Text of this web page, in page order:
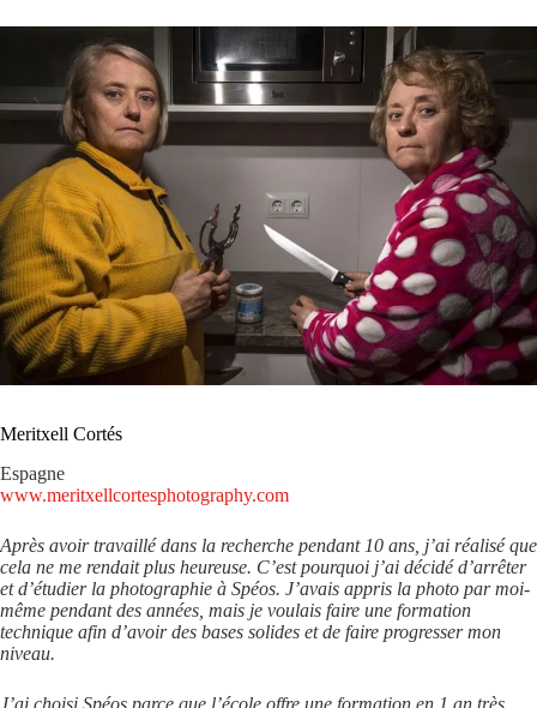
Meritxell Cortés
Espagne
www.meritxellcortesphotography.com
Après avoir travaillé dans la recherche pendant 10 ans, j’ai réalisé que
cela ne me rendait plus heureuse. C’est pourquoi j’ai décidé d’arrêter
et d’étudier la photographie à Spéos. J’avais appris la photo par moi-
même pendant des années, mais je voulais faire une formation
technique afin d’avoir des bases solides et de faire progresser mon
niveau.
J’ai choisi Spéos parce que l’école offre une formation en 1 an très